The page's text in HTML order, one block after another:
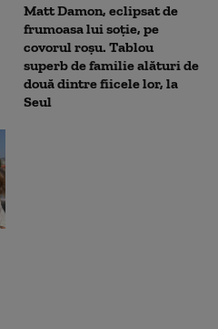
Matt Damon, eclipsat de
frumoasa lui soție, pe
covorul roșu. Tablou
superb de familie alături de
două dintre fiicele lor, la
Seul